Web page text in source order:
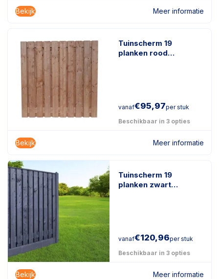
Bekijk Meer informatie
Tuinscherm 19
planken rood
vanaf€95,97per stuk
Beschikbaar in 3 opties
Bekijk Meer informatie
Tuinscherm 19
planken zwart
vanaf€120,96per stuk
Beschikbaar in 3 opties
Bekijk Meer informatie